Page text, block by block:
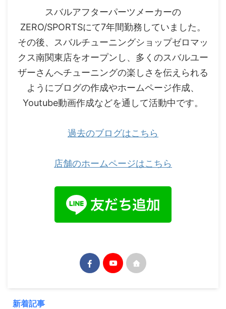
スバルアフターパーツメーカーの
ZERO/SPORTSにて7年間勤務していました。
その後、スバルチューニングショップゼロマッ
クス南関東店をオープンし、多くのスバルユー
ザーさんへチューニングの楽しさを伝えられる
ようにブログの作成やホームページ作成、
Youtube動画作成などを通して活動中です。
過去のブログはこちら
店舗のホームページはこちら
新着記事